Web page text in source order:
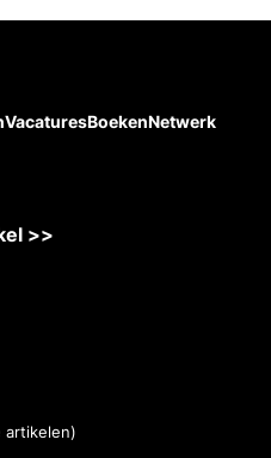
VacaturesBoekenNetwerk
>>
artikelen)